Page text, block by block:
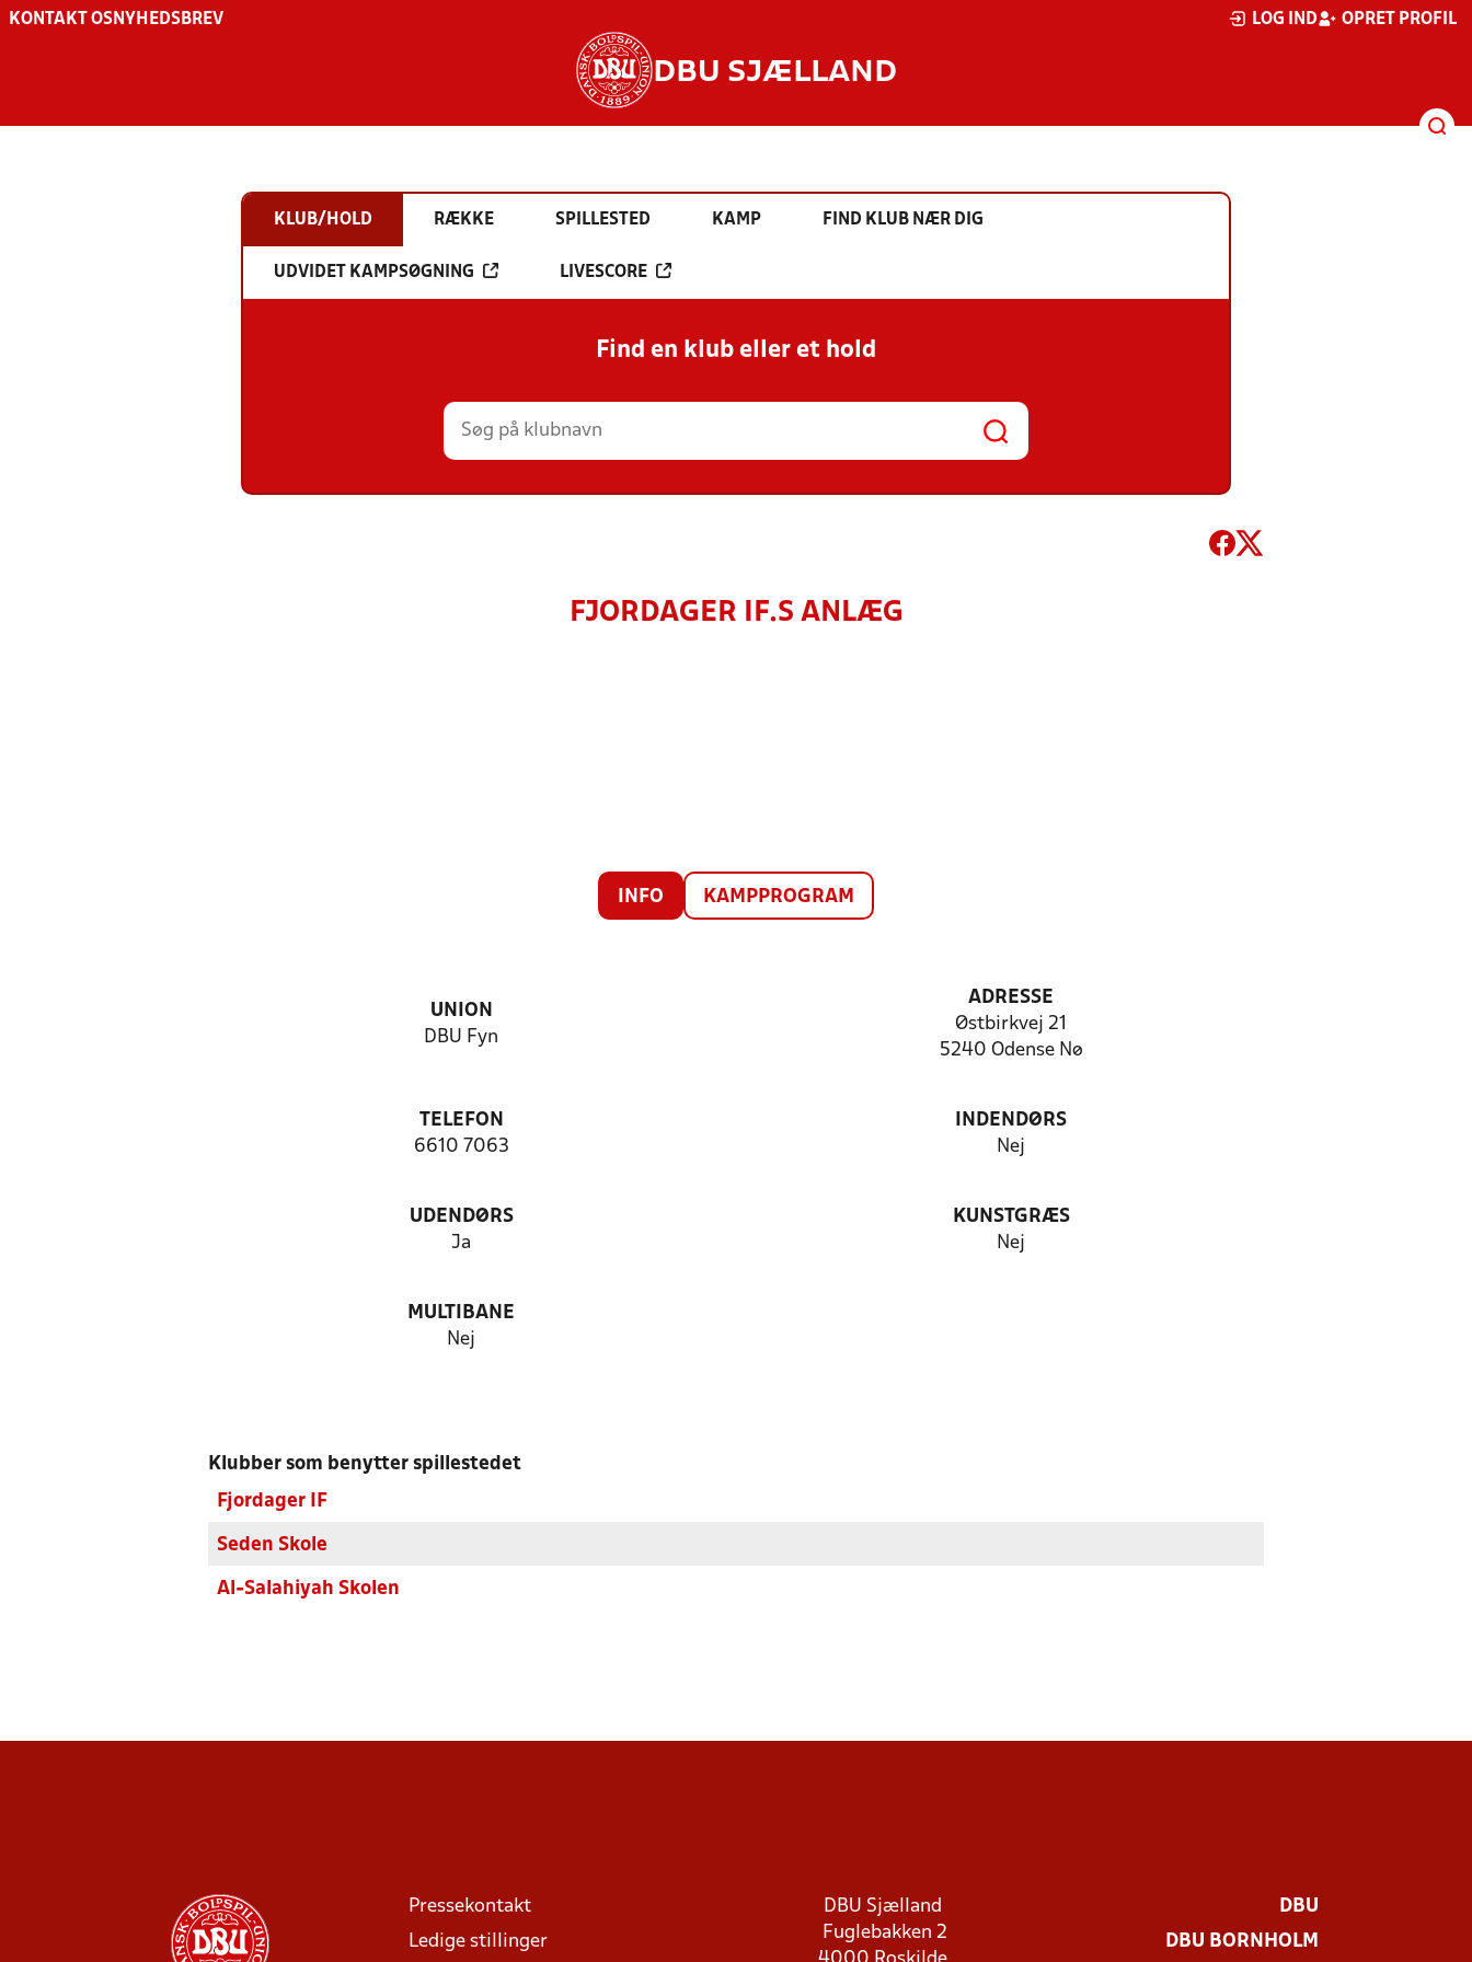
KONTAKT OS NYHEDSBREV LOG IND OPRET PROFIL
DBU SJÆLLAND
KLUB/HOLD RÆKKE SPILLESTED KAMP FIND KLUB NÆR DIG
UDVIDET KAMPSØGNING LIVESCORE
Find en klub eller et hold
FJORDAGER IF.S ANLÆG
INFO KAMPPROGRAM
UNION
DBU Fyn
ADRESSE
Østbirkvej 21
5240 Odense Nø
TELEFON
6610 7063
INDENDØRS
Nej
UDENDØRS
Ja
KUNSTGRÆS
Nej
MULTIBANE
Nej
Klubber som benytter spillestedet
Fjordager IF
Seden Skole
Al-Salahiyah Skolen
Pressekontakt
Ledige stillinger
DBU Sjælland
Fuglebakken 2
DBU
DBU BORNHOLM